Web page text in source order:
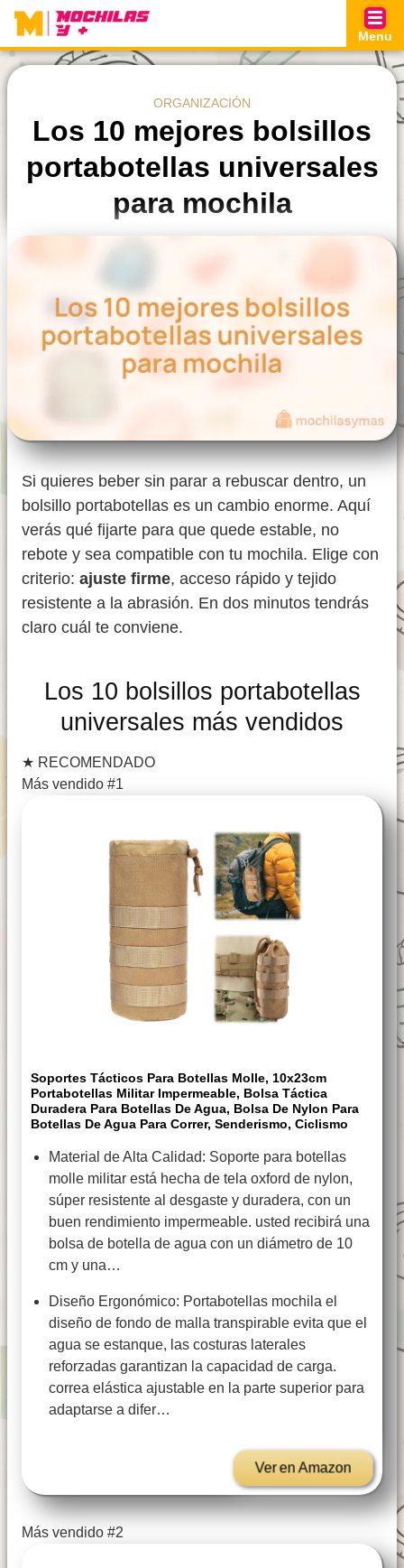
Skip
content
Menu
ORGANIZACIÓN
Los 10 mejores bolsillos
portabotellas universales
para mochila
Si quieres beber sin parar a rebuscar dentro, un
bolsillo portabotellas es un cambio enorme. Aquí
verás qué fijarte para que quede estable, no
rebote y sea compatible con tu mochila. Elige con
criterio: ajuste firme, acceso rápido y tejido
resistente a la abrasión. En dos minutos tendrás
claro cuál te conviene.
Los 10 bolsillos portabotellas
universales más vendidos
★ RECOMENDADO
Más vendido #1
Soportes Tácticos Para Botellas Molle, 10x23cm
Portabotellas Militar Impermeable, Bolsa Táctica
Duradera Para Botellas De Agua, Bolsa De Nylon Para
Botellas De Agua Para Correr, Senderismo, Ciclismo
Material de Alta Calidad: Soporte para botellas
molle militar está hecha de tela oxford de nylon,
súper resistente al desgaste y duradera, con un
buen rendimiento impermeable. usted recibirá una
bolsa de botella de agua con un diámetro de 10
cm y una…
Diseño Ergonómico: Portabotellas mochila el
diseño de fondo de malla transpirable evita que el
agua se estanque, las costuras laterales
reforzadas garantizan la capacidad de carga.
correa elástica ajustable en la parte superior para
adaptarse a difer…
Ver en Amazon
Más vendido #2